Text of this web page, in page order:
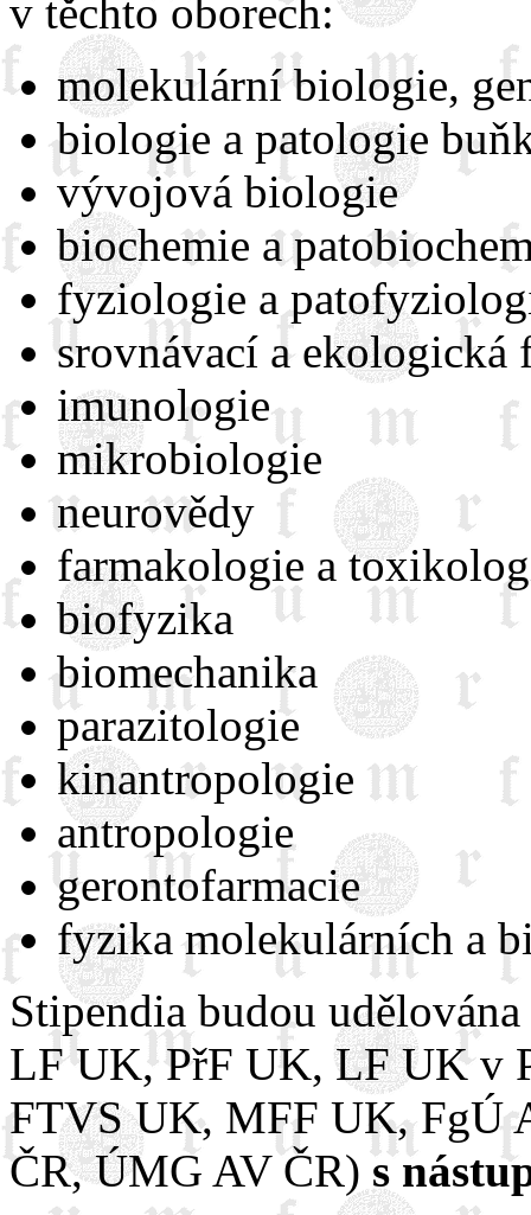
v těchto oborech:
molekulární biologie,
biologie a patologie
vývojová biologie
biochemie a
fyziologie a
srovnávací a ekologická
imunologie
mikrobiologie
neurovědy
farmakologie a
biofyzika
biomechanika
parazitologie
kinantropologie
antropologie
gerontofarmacie
fyzika molekulárních a
Stipendia budou
LF UK, PřF UK, LF UK v
FTVS UK, MFF UK, FgÚ
ČR, ÚMG AV ČR)s